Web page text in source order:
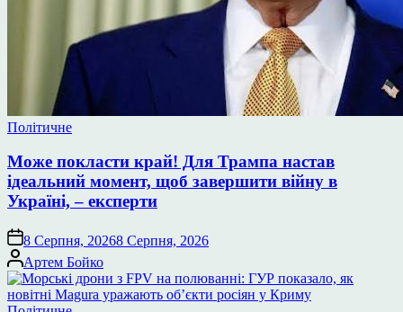
Опублікувати
Політичне
Може покласти край! Для Трампа настав
ідеальний момент, щоб завершити війну в
Україні, – експерти
8 Серпня, 20268 Серпня, 2026
Опубліковано
Артем Бойко